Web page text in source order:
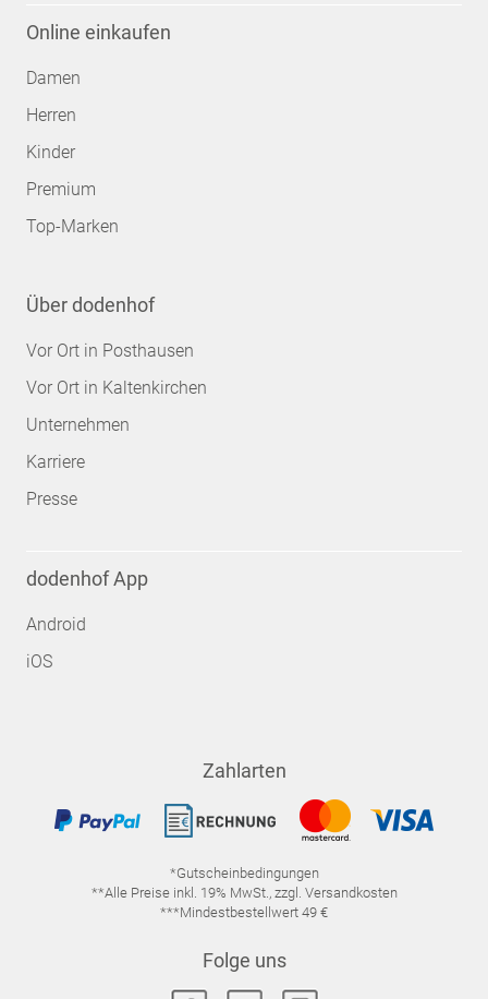
Online einkaufen
Damen
Herren
Kinder
Premium
Top-Marken
Über dodenhof
Vor Ort in Posthausen
Vor Ort in Kaltenkirchen
Unternehmen
Karriere
Presse
dodenhof App
Android
iOS
Zahlarten
*Gutscheinbedingungen
**Alle Preise inkl. 19% MwSt., zzgl. Versandkosten
***Mindestbestellwert 49 €
Folge uns